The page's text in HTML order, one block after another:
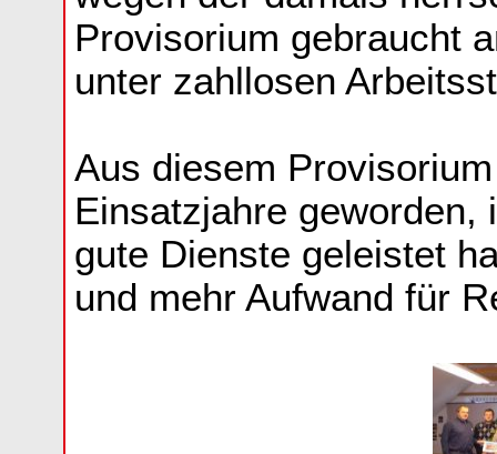
Provisorium gebraucht
unter zahllosen
Aus diesem
Einsatzjahre geworden,
gute Dienste geleistet
und mehr Aufwand für